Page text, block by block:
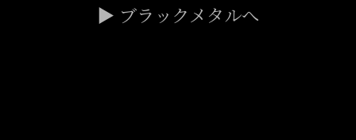
▶ ブラックメタルへ